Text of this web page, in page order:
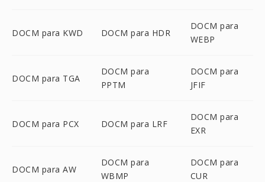
DOCM para KWD DOCM para HDR
DOCM para
WEBP
DOCM para TGA
DOCM para
PPTM
DOCM para
JFIF
DOCM para PCX DOCM para LRF
DOCM para
EXR
DOCM para AW
DOCM para
WBMP
DOCM para
CUR